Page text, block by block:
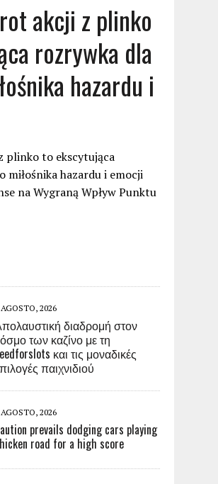
akcji z plinko
rozrywka dla
hazardu i
plinko to ekscytująca
miłośnika hazardu i emocji
na Wygraną Wpływ Punktu
2026
διαδρομή στον
των καζίνο με τη
και τις μοναδικές
παιχνιδιού
2026
prevails dodging cars playing
road for a high score